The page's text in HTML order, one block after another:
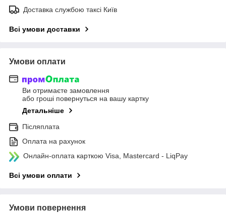
Доставка службою таксі Київ
Всі умови доставки
Умови оплати
Ви отримаєте замовлення
або гроші повернуться на вашу картку
Детальніше
Післяплата
Оплата на рахунок
Онлайн-оплата карткою Visa, Mastercard - LiqPay
Всі умови оплати
Умови повернення